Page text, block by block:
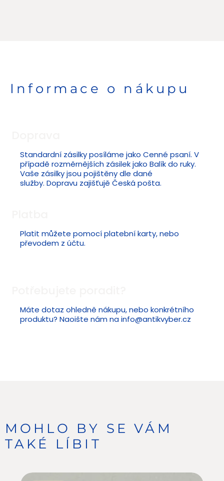
Informace o nákupu
Standardní zásilky posíláme jako Cenné psaní. V
případě rozměrnějších zásilek jako Balík do ruky.
Vaše zásilky jsou pojištěny dle dané
služby. Dopravu zajišťujě Česká pošta.
Platit můžete pomocí platební karty, nebo
převodem z účtu.
Máte dotaz ohledně nákupu, nebo konkrétního
produktu? Naoište nám nainfo@antikvyber.cz
MOHLO BY SE VÁM
TAKÉ LÍBIT